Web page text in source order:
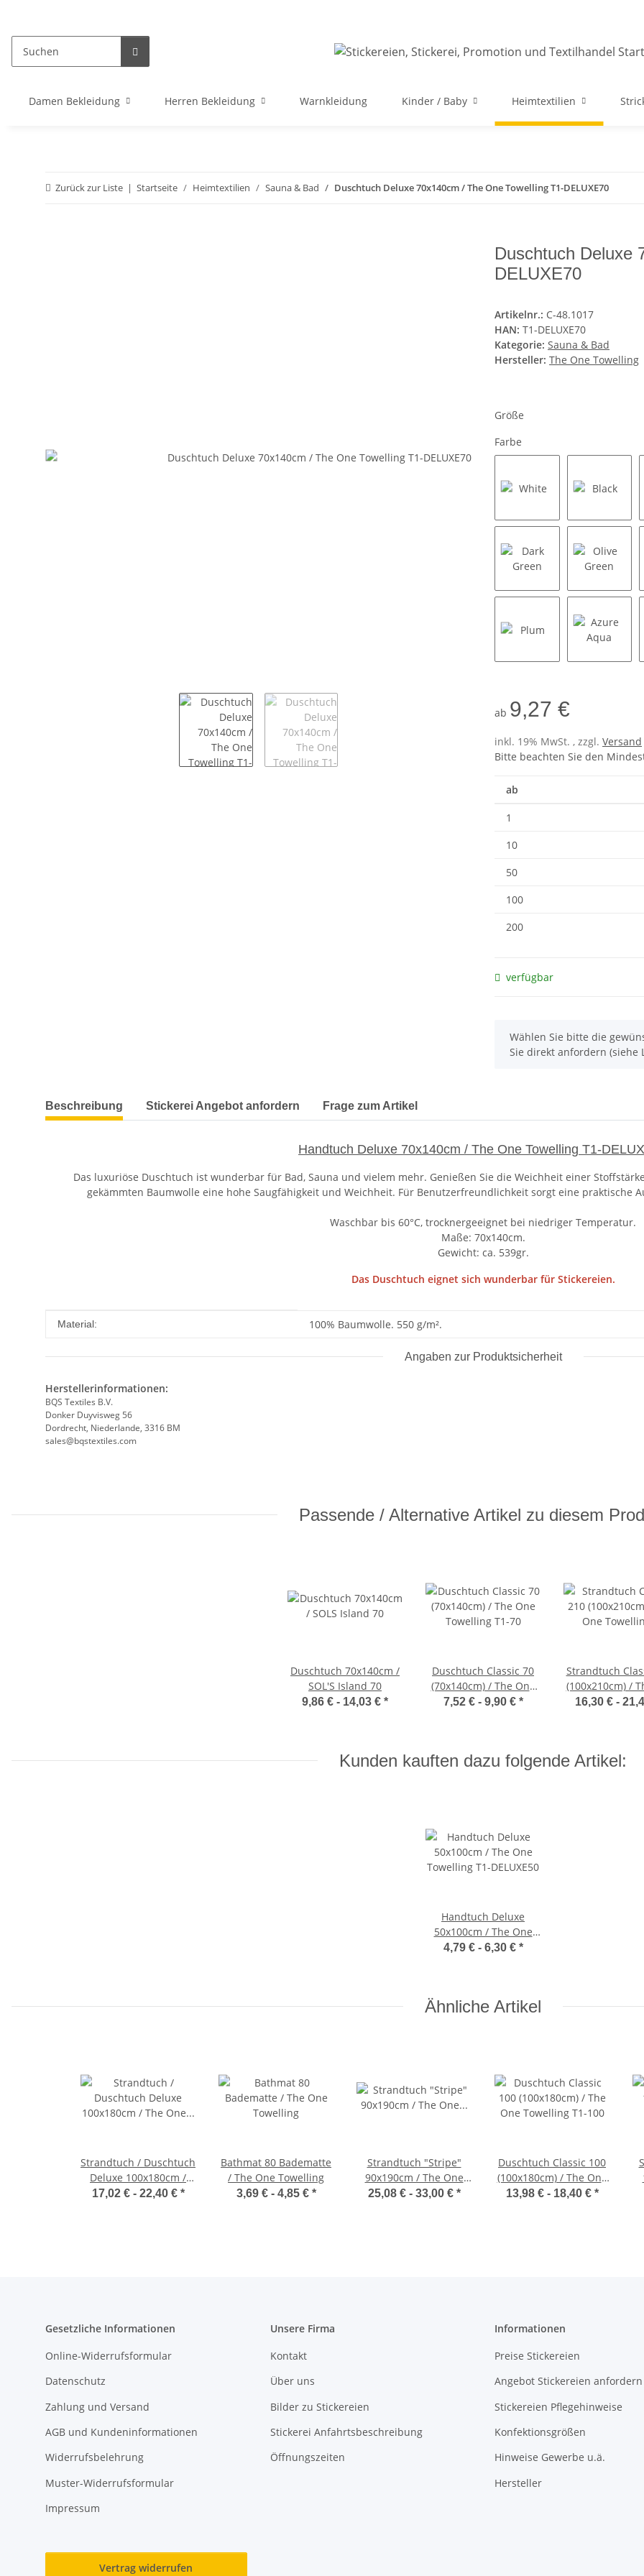
Damen Bekleidung Herren Bekleidung Warnkleidung Kinder / Baby Heimtextilien
Zurück zur Liste Startseite Heimtextilien Sauna & Bad Duschtuch Deluxe 70x140cm / The One Towelling T1-DELUXE70
Duschtuch Deluxe
DELUXE70
Artikelnr.: C-48.1017
HAN: T1-DELUXE70
Kategorie: Sauna & Bad
Hersteller: The One Towelling
Größe
Farbe
White Black
Dark Green Olive
ab 9,27 €
inkl. 19% MwSt. , zzgl. Versand
Bitte beachten Sie den
ab
1
10
50
100
200
verfügbar
x
Wählen Sie bitte die
Sie direkt anfordern (siehe
weitere Registerkarten anzeigen
Beschreibung Stickerei Angebot anfordern Frage zum Artikel
Handtuch Deluxe 70x140cm / The One Towelling T1-
Das luxuriöse Duschtuch ist wunderbar für Bad, Sauna und vielem mehr. Genießen Sie die Weichheit einer
gekämmten Baumwolle eine hohe Saugfähigkeit und Weichheit. Für Benutzerfreundlichkeit sorgt eine praktische
Waschbar bis 60°C, trocknergeeignet bei niedriger Temperatur.
Maße: 70x140cm.
Gewicht: ca. 539gr.
Das Duschtuch eignet sich wunderbar für Stickereien.
Produkteigenschaft
Wert
Material: 100% Baumwolle. 550 g/m².
Angaben zur Produktsicherheit
Herstellerinformationen:
BQS Textiles B.V.
Donker Duyvisweg 56
Dordrecht, Niederlande, 3316 BM
sales@bqstextiles.com
Passende / Alternative Artikel zu diesem
Duschtuch 70x140cm /
SOL'S Island 70
9,86 € - 14,03 € *
Duschtuch Classic 70
(70x140cm) / The One
Towelling T1-70
7,52 € - 9,90 € *
Strandtuch
(100x210cm) /
Towelling
16,30 € -
Kunden kauften dazu folgende Artikel:
Handtuch Deluxe
50x100cm / The One
Towelling T1-DELUXE50
4,79 € - 6,30 € *
Ähnliche Artikel
Strandtuch / Duschtuch
Deluxe 100x180cm /
The One Towelling T1-
17,02 € - 22,40 € *
Bathmat 80 Badematte
/ The One Towelling
3,69 € - 4,85 € *
Strandtuch "Stripe"
90x190cm / The One
Towelling T1-STRIPE
25,08 € - 33,00 € *
Duschtuch Classic 100
(100x180cm) / The One
Towelling T1-100
13,98 € - 18,40 € *
Gesetzliche Informationen
Online-Widerrufsformular
Datenschutz
Zahlung und Versand
AGB und Kundeninformationen
Widerrufsbelehrung
Muster-Widerrufsformular
Impressum
Unsere Firma
Kontakt
Über uns
Bilder zu Stickereien
Stickerei Anfahrtsbeschreibung
Öffnungszeiten
Informationen
Preise Stickereien
Angebot Stickereien anfordern
Stickereien Pflegehinweise
Konfektionsgrößen
Hinweise Gewerbe u.ä.
Hersteller
Vertrag widerrufen